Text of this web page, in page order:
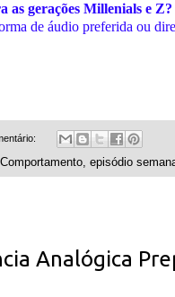
as gerações Millenials e Z?
de áudio preferida ou
Comportamento episódio
Analógica